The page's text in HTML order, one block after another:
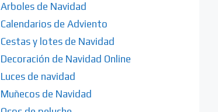
Arboles de Navidad
Calendarios de Adviento
Cestas y lotes de Navidad
Decoración de Navidad Online
Luces de navidad
Muñecos de Navidad